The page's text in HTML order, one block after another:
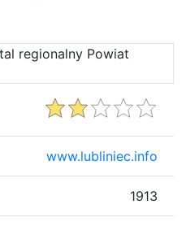
www.lubliniec.info
1913